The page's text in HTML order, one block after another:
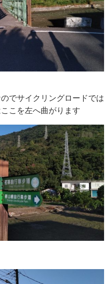
でサイクリングロードでは
こを左へ曲がります